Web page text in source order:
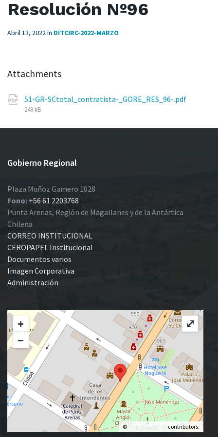
Resolución Nº96
Abril 13, 2022in DITCIRC-2022-MARZO
Attachments
51-GR-SCtotal_contratista-_GORE_RES_96-.pdf
249 kB
Gobierno Regional
Plaza Muñoz Gamero 1028
Fono: +56 61 2203768
Punta Arenas, Región de Magallanes y de la Antártica
Chilena
CORREO INSTITUCIONAL
CEROPAPEL Institucional
Documentos varios
Imagen Corporativa
Administración
+
−
© OpenStreetMap contributors.
⤢